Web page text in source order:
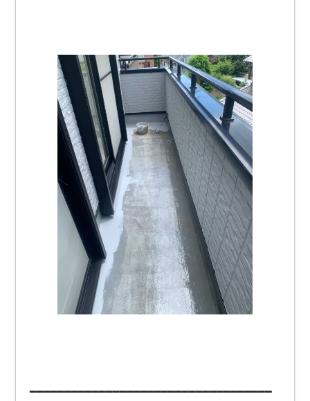
━━━━━━━━━━━━━━━━━━━━━━━━━━━━━━━━━━━